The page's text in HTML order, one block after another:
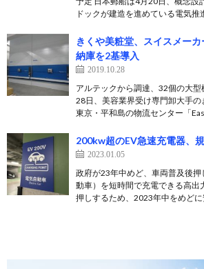
ドックが建造を進めている電気推
きくや美粧堂、スイスメー
納庫を2基導入
2019.10.28
アルテックから調達、32個の大
28日、美容業界受け専門卸大手の
東京・平和島の物流センター「
200kw超のEV急速充電器、
2023.01.05
政府が23年中めど、車両普及後押
動車）を短時間で充電できる高出
押しするため、2023年中をめど